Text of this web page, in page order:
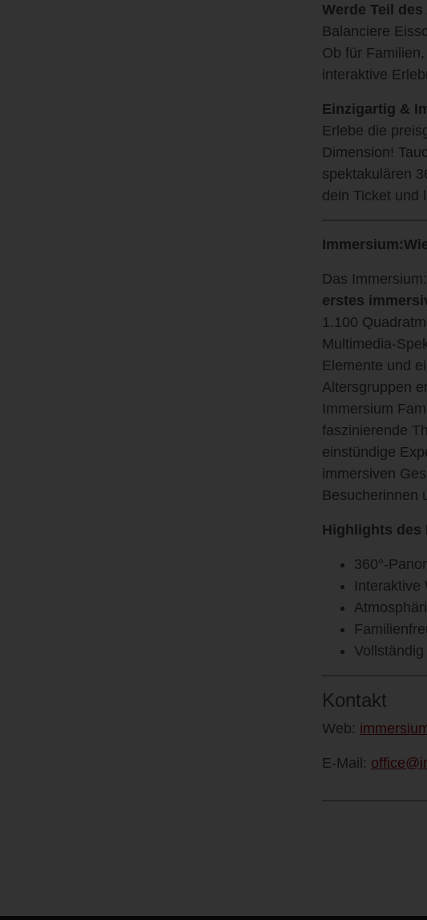
Werde Teil
Balanciere
Ob für
interaktive
Einzigartig &
Erlebe die
Dimension!
spektakulären
dein Ticket und
Das
erstes
1.100
Multimedia-
Elemente und
Altersgruppen
Immersium
faszinierende
einstündige
immersiven
Besucherinnen
Highlights des
360°-
Interaktive
Kontakt
Web:
E-Mail: